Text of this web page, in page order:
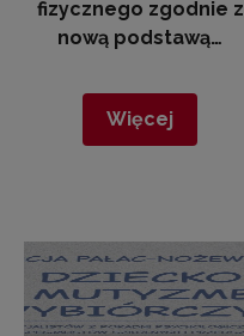
fizycznego zgodnie z
nową podstawą…
Więcej